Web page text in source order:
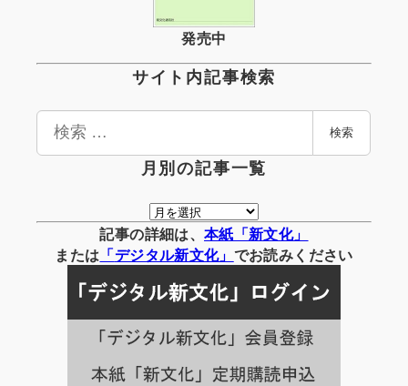
発売中
サイト内記事検索
検
検索
月別の記事一覧
月
別
の
事
一
覧
記事の詳細は、 本紙「新文化」
または 「デジタル新文化」 でお読みください